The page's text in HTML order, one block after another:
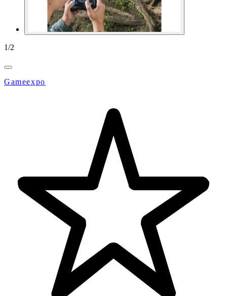
1/2
Gameexpo